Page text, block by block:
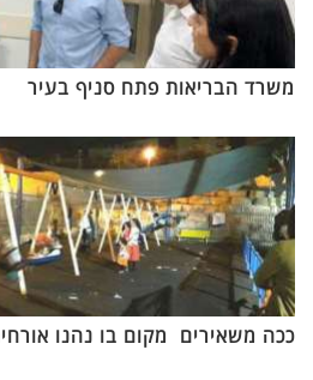
משרד הבריאות פתח סניף בעיר
ככה משאירים מקום בו נהנו